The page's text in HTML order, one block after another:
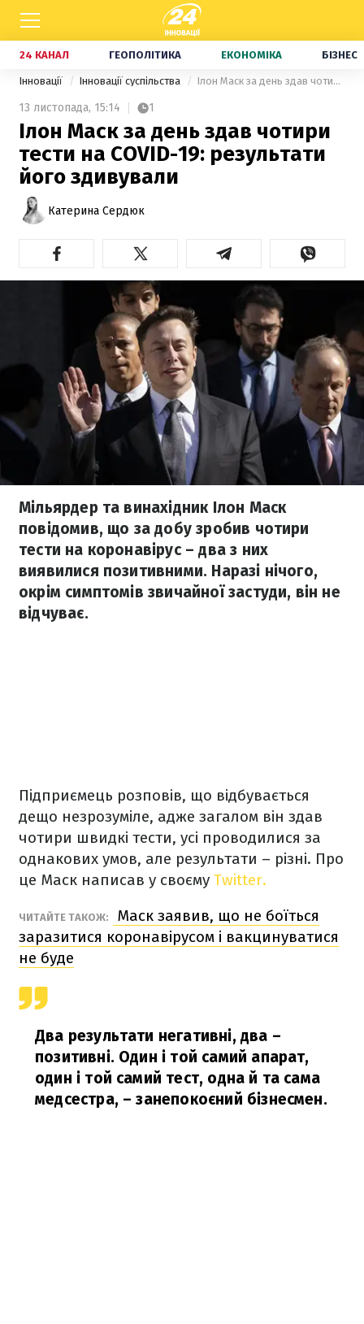
24 КАНАЛ ГЕОПОЛІТИКА ЕКОНОМІКА БІЗНЕС
Інновації Інновації суспільства Ілон Маск за день здав чотири тести на COVID-19: результати його здивували
13 листопада, 15:14 1
Ілон Маск за день здав чотири
тести на COVID-19: результати
його здивували
Катерина Сердюк
Мільярдер та винахідник Ілон Маск
повідомив, що за добу зробив чотири
тести на коронавірус – два з них
виявилися позитивними. Наразі нічого,
окрім симптомів звичайної застуди, він не
відчуває.
Підприємець розповів, що відбувається
дещо незрозуміле, адже загалом він здав
чотири швидкі тести, усі проводилися за
однакових умов, але результати – різні. Про
це Маск написав у своєму Twitter.
ЧИТАЙТЕ ТАКОЖ:
Маск заявив, що не боїться
заразитися коронавірусом і вакцинуватися
не буде
Два результати негативні, два –
позитивні. Один і той самий апарат,
один і той самий тест, одна й та cама
медсестра, – занепокоєний бізнесмен.